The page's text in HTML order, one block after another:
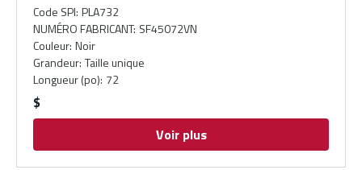
Code SPI: PLA732
NUMÉRO FABRICANT: SF45072VN
Couleur: Noir
Grandeur: Taille unique
Longueur (po): 72
$
Voir plus